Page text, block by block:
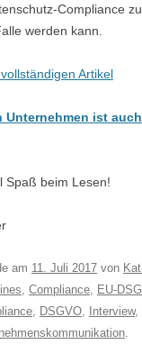
Compliance
werden kann.
Artikel
Unternehmen ist
Spaß beim Lesen!
am 11. Juli 2017 von
, Compliance, EU-
, DSGVO, Interview,
.